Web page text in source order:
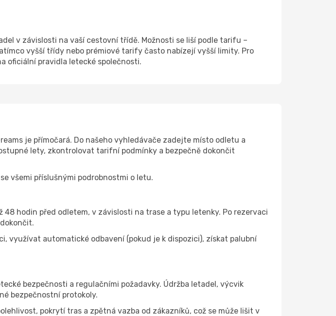
v závislosti na vaší cestovní třídě. Možnosti se liší podle tarifu –
vyšší třídy nebo prémiové tarify často nabízejí vyšší limity. Pro
oficiální pravidla letecké společnosti.
je přímočará. Do našeho vyhledávače zadejte místo odletu a
lety, zkontrolovat tarifní podmínky a bezpečně dokončit
všemi příslušnými podrobnostmi o letu.
hodin před odletem, v závislosti na trase a typu letenky. Po rezervaci
využívat automatické odbavení (pokud je k dispozici), získat palubní
bezpečnosti a regulačními požadavky. Údržba letadel, výcvik
bezpečnostní protokoly.
pokrytí tras a zpětná vazba od zákazníků, což se může lišit v